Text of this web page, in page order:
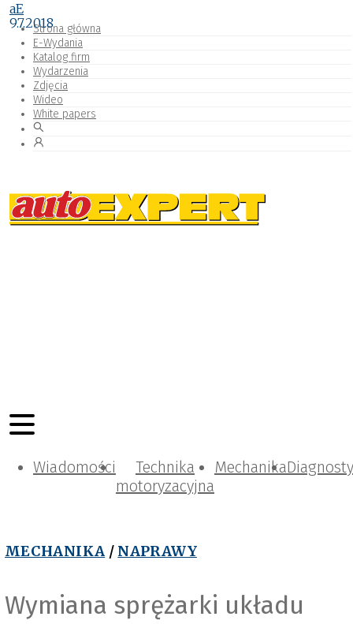
Strona główna
E-Wydania
Katalog firm
Wydarzenia
Zdjęcia
Wideo
White papers
Wiadomości
Technika
motoryzacyjna
Mechanika
MECHANIKA / NAPRAWY
Wymiana sprężarki układu
aE
9.7.2018